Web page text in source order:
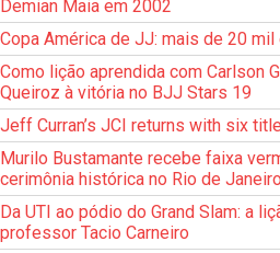
Demian Maia em 2002
Copa América de JJ: mais de 20 mil
Como lição aprendida com Carlson
Queiroz à vitória no BJJ Stars 19
Jeff Curran’s JCI returns with six
Murilo Bustamante recebe faixa
cerimônia histórica no Rio de Janeiro
Da UTI ao pódio do Grand Slam: a
professor Tacio Carneiro